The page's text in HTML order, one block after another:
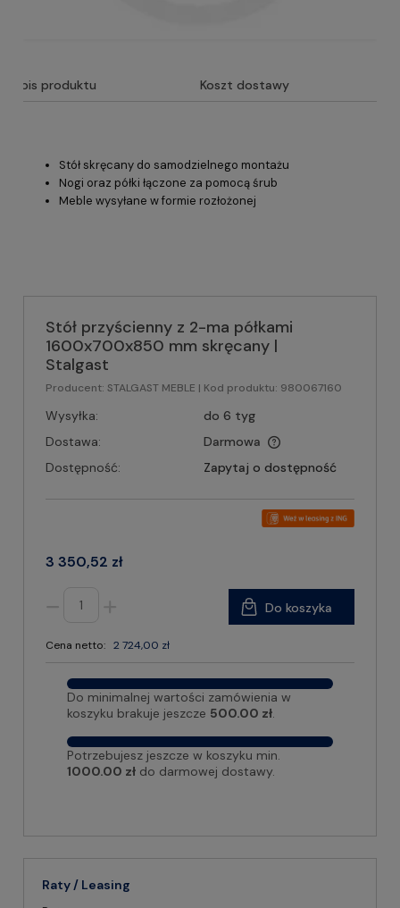
Opis produktu Koszt dostawy
Stół skręcany do samodzielnego montażu
Nogi oraz półki łączone za pomocą śrub
Meble wysyłane w formie rozłożonej
Stół przyścienny z 2-ma półkami
1600x700x850 mm skręcany |
Stalgast
Producent: STALGAST MEBLE | Kod produktu: 980067160
Wysyłka:
do 6 tyg
Dostawa:
Darmowa
Dostępność:
Zapytaj o dostępność
3 350,52 zł
Cena netto: 2 724,00 zł
Do koszyka
Do minimalnej wartości zamówienia w
koszyku brakuje jeszcze 500.00 zł.
Potrzebujesz jeszcze w koszyku min.
1000.00 zł do darmowej dostawy.
Raty / Leasing